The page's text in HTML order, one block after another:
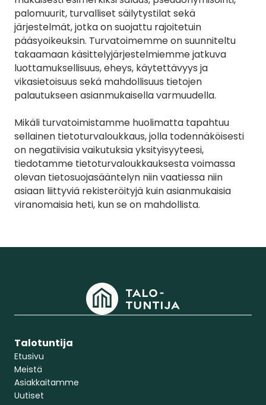
palomuurit, turvalliset säilytystilat sekä
järjestelmät, jotka on suojattu rajoitetuin
pääsyoikeuksin. Turvatoimemme on suunniteltu
takaamaan käsittelyjärjestelmiemme jatkuva
luottamuksellisuus, eheys, käytettävyys ja
vikasietoisuus sekä mahdollisuus tietojen
palautukseen asianmukaisella varmuudella.
Mikäli turvatoimistamme huolimatta tapahtuu
sellainen tietoturvaloukkaus, jolla todennäköisesti
on negatiivisia vaikutuksia yksityisyyteesi,
tiedotamme tietoturvaloukkauksesta voimassa
olevan tietosuojasääntelyn niin vaatiessa niin
asiaan liittyviä rekisteröityjä kuin asianmukaisia
viranomaisia heti, kun se on mahdollista.
Talotuntija
Etusivu
Meistä
Asiakkaitamme
Uutiset